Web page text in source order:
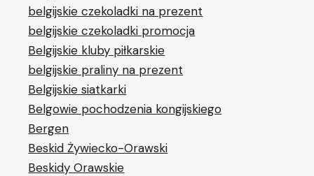
belgijskie czekoladki na prezent
belgijskie czekoladki promocja
Belgijskie kluby piłkarskie
belgijskie praliny na prezent
Belgijskie siatkarki
Belgowie pochodzenia kongijskiego
Bergen
Beskid Żywiecko-Orawski
Beskidy Orawskie